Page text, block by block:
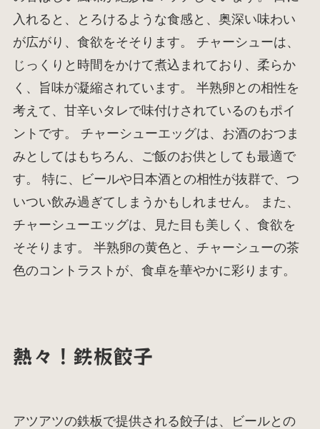
入れると、とろけるような食感と、奥深い味わい
が広がり、食欲をそそります。 チャーシューは、
じっくりと時間をかけて煮込まれており、柔らか
く、旨味が凝縮されています。 半熟卵との相性を
考えて、甘辛いタレで味付けされているのもポイ
ントです。 チャーシューエッグは、お酒のおつま
みとしてはもちろん、ご飯のお供としても最適で
す。 特に、ビールや日本酒との相性が抜群で、つ
いつい飲み過ぎてしまうかもしれません。 また、
チャーシューエッグは、見た目も美しく、食欲を
そそります。 半熟卵の黄色と、チャーシューの茶
色のコントラストが、食卓を華やかに彩ります。
熱々！鉄板餃子
アツアツの鉄板で提供される餃子は、ビールとの